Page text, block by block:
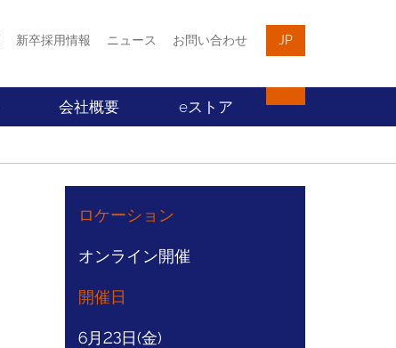
新卒採用情報 ニュース お問い合わせ JP
会社概要 eストア
ロケーション
オンライン開催
開催日
6月23日(金)